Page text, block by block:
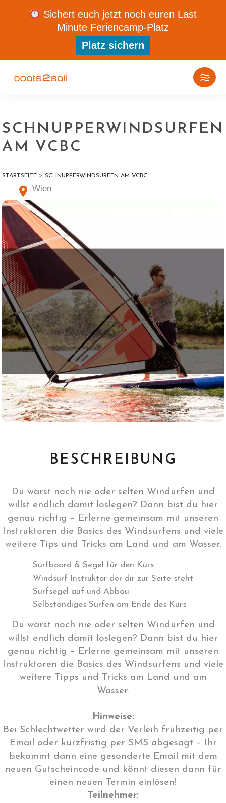
SCHNUPPERWINDSURFEN
AM VCBC
STARTSEITE >SCHNUPPERWINDSURFEN AM VCBC
Wien
BESCHREIBUNG
Du warst noch nie oder selten Windurfen und
willst endlich damit loslegen? Dann bist du hier
genau richtig – Erlerne gemeinsam mit unseren
Instruktoren die Basics des Windsurfens und viele
weitere Tips und Tricks am Land und am Wasser.
Surfboard & Segel für den Kurs
Windsurf Instruktor der dir zur Seite steht
Surfsegel auf und Abbau
Selbständiges Surfen am Ende des Kurs
Du warst noch nie oder selten Windurfen und
willst endlich damit loslegen? Dann bist du hier
genau richtig – Erlerne gemeinsam mit unseren
Instruktoren die Basics des Windsurfens und viele
weitere Tipps und Tricks am Land und am
Wasser.
Hinweise:
Bei Schlechtwetter wird der Verleih frühzeitig per
Email oder kurzfristig per SMS abgesagt – Ihr
bekommt dann eine gesonderte Email mit dem
neuen Gutscheincode und könnt diesen dann für
einen neuen Termin einlösen!
Teilnehmer:
Sichert euch jetzt noch euren Last
Minute Feriencamp-Platz
Platz sichern